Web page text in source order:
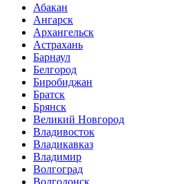
Абакан
Ангарск
Архангельск
Астрахань
Барнаул
Белгород
Биробиджан
Братск
Брянск
Великий Новгород
Владивосток
Владикавказ
Владимир
Волгоград
Волгодонск